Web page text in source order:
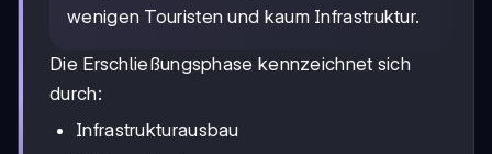
wenigen Touristen und kaum Infrastruktur.
Die Erschließungsphase kennzeichnet sich
durch:
Infrastrukturausbau